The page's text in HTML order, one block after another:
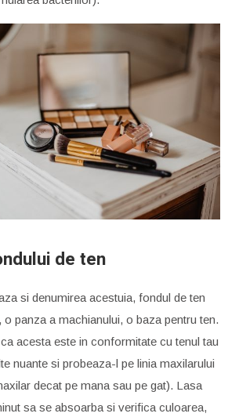
de ten
si denumirea acestuia, fondul de ten
panza a machianului, o baza pentru ten.
acesta este in conformitate cu tenul tau
nuante si probeaza-l pe linia maxilarului
decat pe mana sau pe gat). Lasa
sa se absoarba si verifica culoarea,